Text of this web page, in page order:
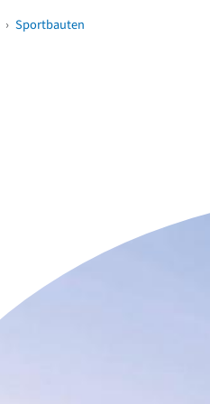
› Sportbauten